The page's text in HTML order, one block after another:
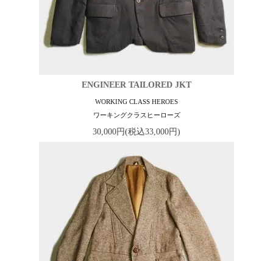
ENGINEER TAILORED JKT
WORKING CLASS HEROES
ワーキングクラスヒーローズ
30,000円(税込33,000円)